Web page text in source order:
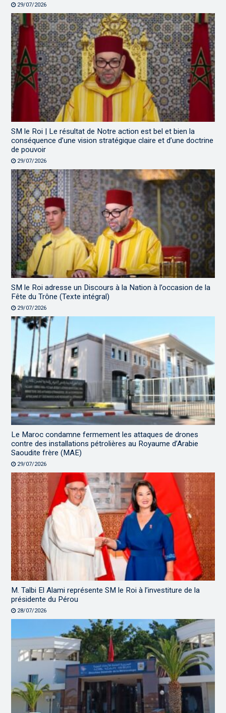
29/07/2026
SM le Roi | Le résultat de Notre action est bel et bien la
conséquence d’une vision stratégique claire et d’une doctrine
de pouvoir
29/07/2026
SM le Roi adresse un Discours à la Nation à l’occasion de la
Fête du Trône (Texte intégral)
29/07/2026
Le Maroc condamne fermement les attaques de drones
contre des installations pétrolières au Royaume d’Arabie
Saoudite frère (MAE)
29/07/2026
M. Talbi El Alami représente SM le Roi à l’investiture de la
présidente du Pérou
28/07/2026